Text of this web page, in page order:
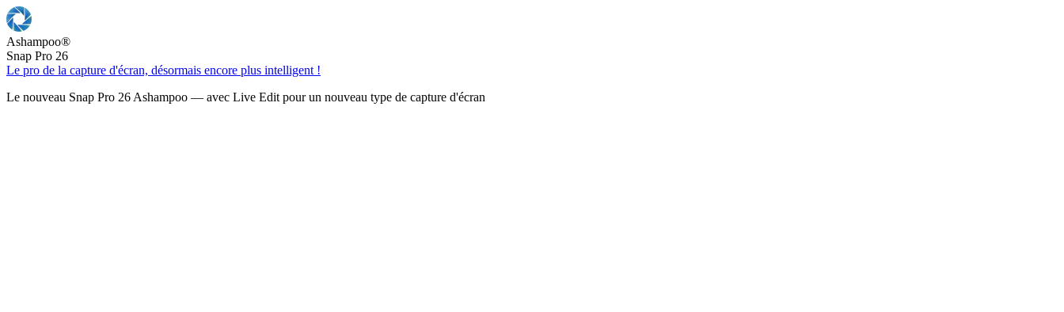
Ashampoo®
Snap Pro 26
Le pro de la capture d'écran, désormais encore plus intelligent !
Le nouveau Snap Pro 26 Ashampoo — avec Live Edit pour un nouveau type de capture d'écran